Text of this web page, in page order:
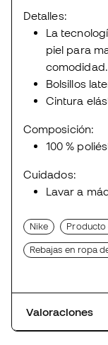
Detalles:
La
piel para
comodidad.
Bolsillos
Cintura
Composición:
100 %
Cuidados:
Lavar a
Nike
Rebajas en ropa
Valoraciones